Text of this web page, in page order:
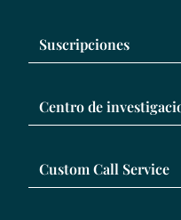
Suscripciones
Centro de
Custom Call Service